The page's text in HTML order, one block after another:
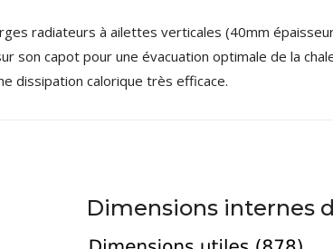
+...
radiateurs à ailettes verticales (40mm
son capot pour une évacuation optimale de la
dissipation calorique très efficace.
Dimensions internes